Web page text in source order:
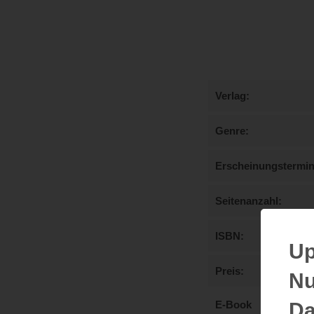
Verlag
Genre
Erscheinungstermin
Seitenanzahl
ISBN
Preis
E-Book